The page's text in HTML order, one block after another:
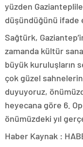
yüzden
düşündüğünü ifade
Sağtürk,
zamanda kültür
büyük kuruluşların
çok güzel
duyuyoruz,
heyecana göre 6.
önümüzdeki yıl
Haber Kaynak :